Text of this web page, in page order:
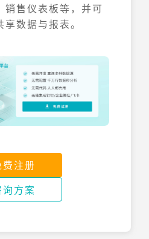
销售仪表板等，并可
数据与报表。
费注册
询方案